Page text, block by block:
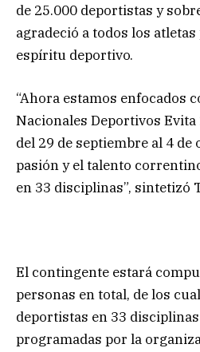
de 25.000 deportistas y
agradeció a todos los
espíritu deportivo.
“Ahora estamos enfocados
Nacionales Deportivos Evita
del 29 de septiembre al 4 de
pasión y el talento
en 33 disciplinas”, sintetizó
El contingente estará
personas en total, de los
deportistas en 33
programadas por la